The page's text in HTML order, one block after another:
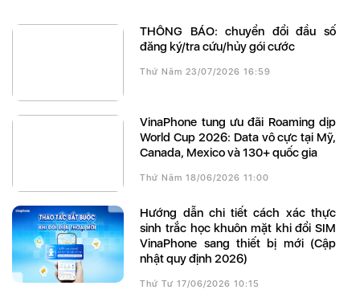
THÔNG BÁO: chuyển đổi đầu số
đăng ký/tra cứu/hủy gói cước
Thứ Năm 23/07/2026 16:59
VinaPhone tung ưu đãi Roaming dịp
World Cup 2026: Data vô cực tại Mỹ,
Canada, Mexico và 130+ quốc gia
Thứ Năm 18/06/2026 11:00
Hướng dẫn chi tiết cách xác thực
sinh trắc học khuôn mặt khi đổi SIM
VinaPhone sang thiết bị mới (Cập
nhật quy định 2026)
Thứ Tư 17/06/2026 10:15